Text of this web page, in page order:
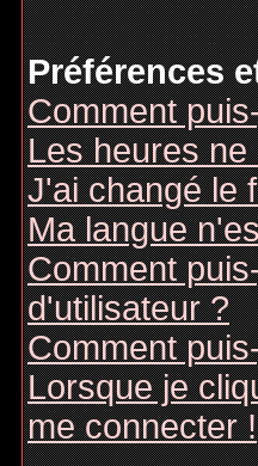
Préférences
Comment
Les heures
J'ai changé le
Ma langue
Comment
d'utilisateur ?
Comment
Lorsque je
me connecter !